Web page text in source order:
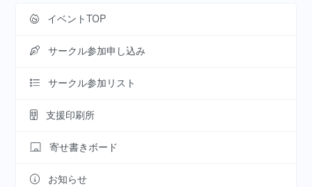
イベントTOP
サークル参加申し込み
サークル参加リスト
支援印刷所
寄せ書きボード
お知らせ